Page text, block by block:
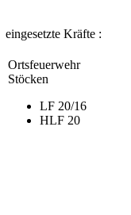
eingesetzte Kräfte :
Ortsfeuerwehr
Stöcken
LF 20/16
HLF 20